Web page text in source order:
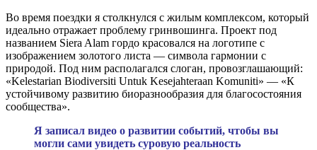
Во время поездки я столкнулся с жилым комплексом, который
идеально отражает проблему гринвошинга. Проект под
названием Siera Alam гордо красовался на логотипе с
изображением золотого листа — символа гармонии с
природой. Под ним располагался слоган, провозглашающий:
«Kelestarian Biodiversiti Untuk Kesejahteraan Komuniti» — «К
устойчивому развитию биоразнообразия для благосостояния
сообщества».
Я записал видео о развитии событий, чтобы вы
могли сами увидеть суровую реальность